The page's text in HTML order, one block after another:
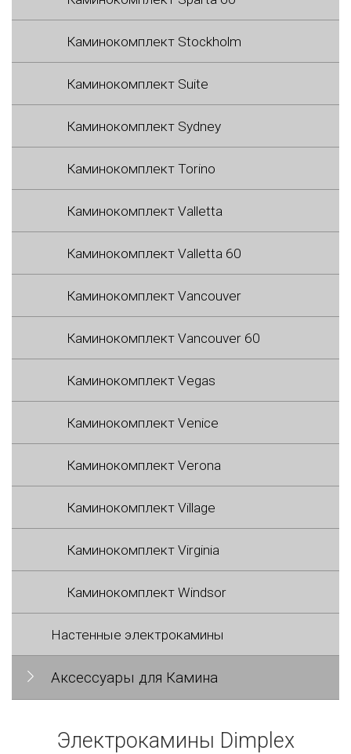
Каминокомплект Stockholm
Каминокомплект Suite
Каминокомплект Sydney
Каминокомплект Torino
Каминокомплект Valletta
Каминокомплект Valletta 60
Каминокомплект Vancouver
Каминокомплект Vancouver 60
Каминокомплект Vegas
Каминокомплект Venice
Каминокомплект Verona
Каминокомплект Village
Каминокомплект Virginia
Каминокомплект Windsor
Настенные электрокамины
Аксессуары для Камина
Электрокамины Dimplex